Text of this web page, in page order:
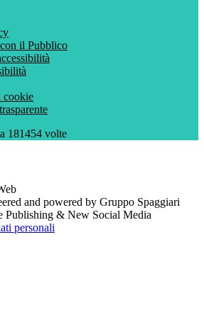
il Pubblico
cookie
181454 volte
and powered by Gruppo Spaggiari
Publishing & New Social Media
personali